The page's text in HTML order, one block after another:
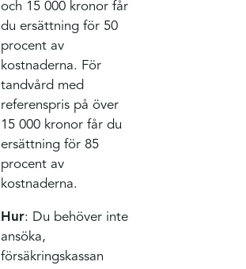
och 15 000 kronor får
du ersättning för 50
procent av
kostnaderna. För
tandvård med
referenspris på över
15 000 kronor får du
ersättning för 85
procent av
kostnaderna.
Hur: Du behöver inte
ansöka,
försäkringskassan